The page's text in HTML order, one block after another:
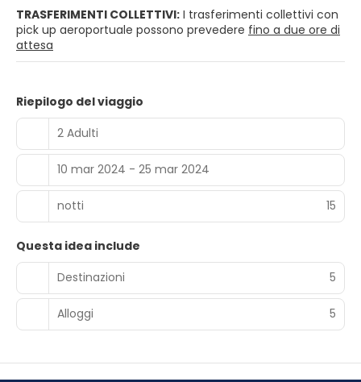
TRASFERIMENTI COLLETTIVI: I trasferimenti collettivi con
pick up aeroportuale possono prevedere fino a due ore di
attesa
Riepilogo del viaggio
2 Adulti
10 mar 2024 - 25 mar 2024
notti 15
Questa idea include
Destinazioni
5
Alloggi 5